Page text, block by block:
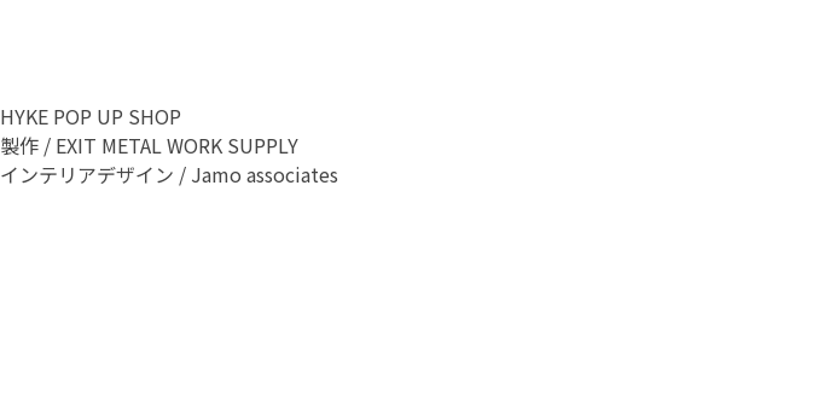
HYKE POP UP SHOP
製作 / EXIT METAL WORK SUPPLY
インテリアデザイン / Jamo associates